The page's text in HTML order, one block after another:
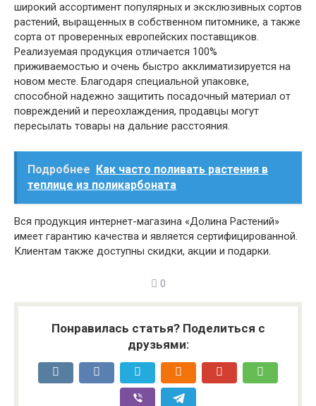
широкий ассортимент популярных и эксклюзивных сортов
растений, выращенных в собственном питомнике, а также
сорта от проверенных европейских поставщиков.
Реализуемая продукция отличается 100%
приживаемостью и очень быстро акклиматизируется на
новом месте. Благодаря специальной упаковке,
способной надежно защитить посадочный материал от
повреждений и переохлаждения, продавцы могут
пересылать товары на дальние расстояния.
Подробнее
Как часто поливать растения в
теплице из поликарбоната
Вся продукция интернет-магазина «Долина Растений»
имеет гарантию качества и является сертифицированной.
Клиентам также доступны скидки, акции и подарки.
0
Понравилась статья? Поделиться с
друзьями: